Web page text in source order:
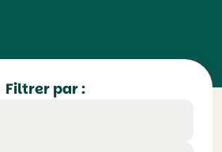
Filtrer par :